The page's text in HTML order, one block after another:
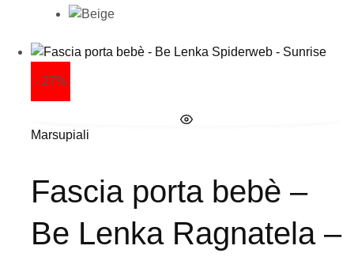
- 27%
Marsupiali
Fascia porta bebè –
Be Lenka Ragnatela –